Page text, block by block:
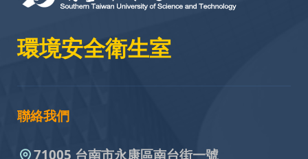
環境安全衛生室
聯絡我們
71005 台南市永康區南台街一號